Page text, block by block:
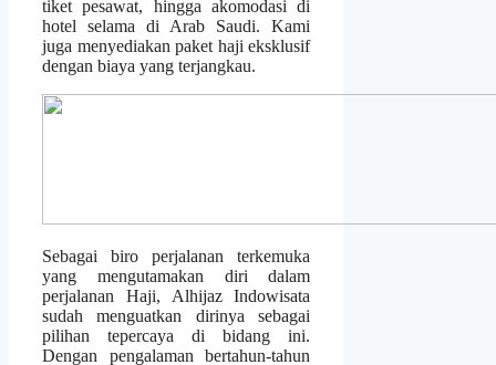
tiket pesawat, hingga akomodasi di
hotel selama di Arab Saudi. Kami
juga menyediakan paket haji eksklusif
dengan biaya yang terjangkau.
Sebagai biro perjalanan terkemuka
yang mengutamakan diri dalam
perjalanan Haji, Alhijaz Indowisata
sudah menguatkan dirinya sebagai
pilihan tepercaya di bidang ini.
Dengan pengalaman bertahun-tahun